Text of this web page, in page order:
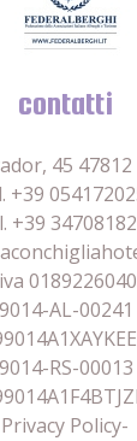
contatti
45
+39
+39
AL-
RS-
Privacy Policy-